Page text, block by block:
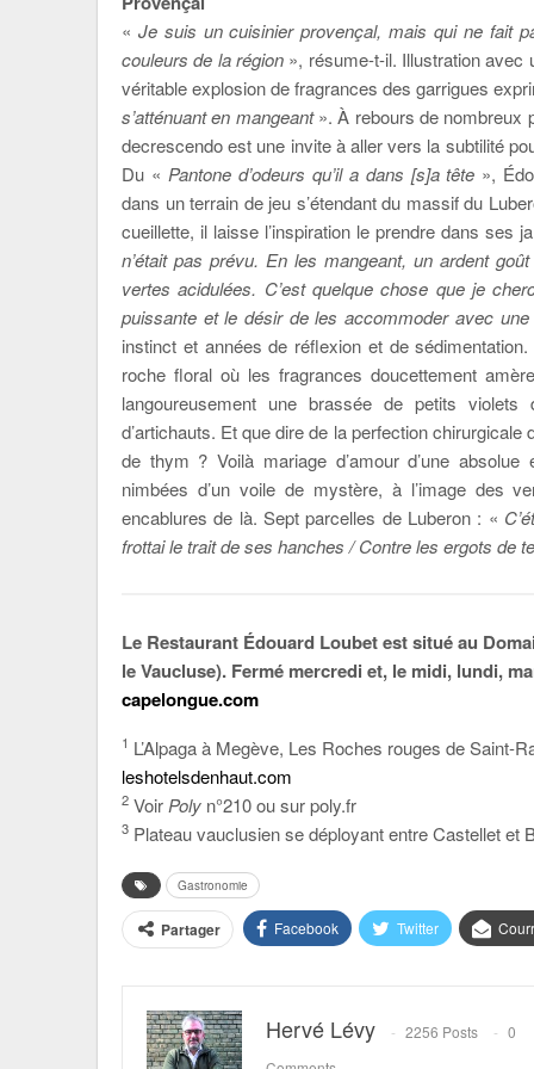
« Je suis un cuisinier provençal, mais qui ne fait
couleurs de la région», résume-t-il. Illustration avec
véritable explosion de fragrances des garrigues
s’atténuant en mangeant». À rebours de nombreux
decrescendo est une invite à aller vers la subtilité
Du « Pantone d’odeurs qu’il a dans [s]a tête »,
dans un terrain de jeu s’étendant du massif du
cueillette, il laisse l’inspiration le prendre dans ses
n’était pas prévu. En les mangeant, un ardent
vertes acidulées. C’est quelque chose que je
puissante et le désir de les accommoder avec
instinct et années de réflexion et de
roche floral où les fragrances doucettement
langoureusement une brassée de petits
d’artichauts. Et que dire de la perfection chirurgicale
de thym ? Voilà mariage d’amour d’une
nimbées d’un voile de mystère, à l’image des
encablures de là. Sept parcelles de Luberon : «
frottai le trait de ses hanches / Contre les ergots de
Le Restaurant Édouard Loubet est situé au
le Vaucluse). Fermé mercredi et, le midi, lundi,
capelongue.com
1 L’Alpaga à Megève, Les Roches rouges de Saint-
leshotelsdenhaut.com
2 Voir Poly n°210 ou sur poly.fr
3 Plateau vauclusien se déployant entre Castellet et
Gastronomie
Partager Facebook Twitter
Hervé Lévy 2256 Posts
0